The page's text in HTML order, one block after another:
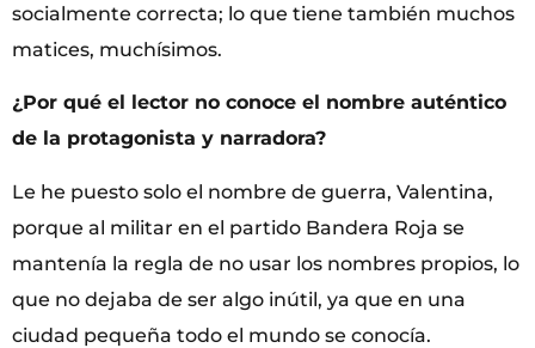
socialmente correcta; lo que tiene también muchos
matices, muchísimos.
¿Por qué el lector no conoce el nombre auténtico
de la protagonista y narradora?
Le he puesto solo el nombre de guerra, Valentina,
porque al militar en el partido Bandera Roja se
mantenía la regla de no usar los nombres propios, lo
que no dejaba de ser algo inútil, ya que en una
ciudad pequeña todo el mundo se conocía.